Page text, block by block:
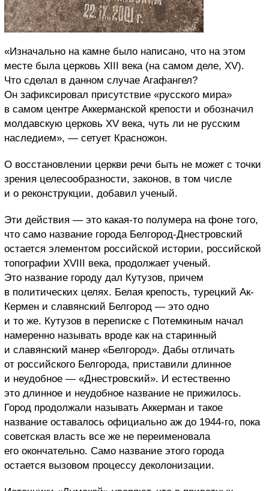
«Изначально на камне было написано, что на этом
месте была церковь XIII века (на самом деле, XV).
Что сделал в данном случае Агафангел?
Он зафиксировал присутствие «русского мира»
в самом центре Аккерманской крепости и обозначил
молдавскую церковь XV века, чуть ли не русским
наследием», — сетует Красножон.
О восстановлении церкви речи быть не может с точки
зрения целесообразности, законов, в том числе
и о реконструкции, добавил ученый.
Эти действия — это какая-то полумера на фоне того,
что само название города Белгород-Днестровский
остается элементом российской истории, российской
топографии XVIII века, продолжает ученый.
Это название городу дал Кутузов, причем
в политических целях. Белая крепость, турецкий Ак-
Кермен и славянский Белгород — это одно
и то же. Кутузов в переписке с Потемкиным начал
намеренно называть вроде как на старинный
и славянский манер «Белгород». Дабы отличать
от российского Белгорода, приставили длинное
и неудобное — «Днестровский». И естественно
это длинное и неудобное название не прижилось.
Город продолжали называть Аккерман и такое
название оставалось официально аж до 1944-го, пока
советская власть все же не переименовала
его окончательно. Само название этого города
остается вызовом процессу деколонизации.